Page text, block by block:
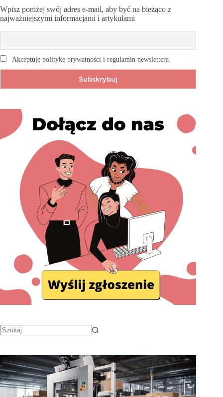
Wpisz poniżej swój adres e-mail, aby być na bieżąco z
najważniejszymi informacjami i artykułami
Akceptuję politykę prywatności i regulamin newslettera